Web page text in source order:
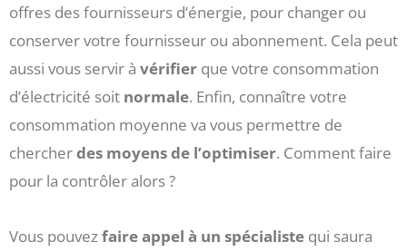
offres des fournisseurs d’énergie, pour changer ou
conserver votre fournisseur ou abonnement. Cela peut
aussi vous servir à vérifier que votre consommation
d’électricité soit normale. Enfin, connaître votre
consommation moyenne va vous permettre de
chercherdes moyens de l’optimiser. Comment faire
pour la contrôler alors ?
Vous pouvezfaire appel à un spécialiste qui saura